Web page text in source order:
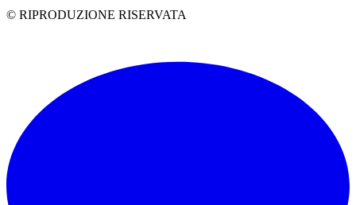
© RIPRODUZIONE RISERVATA